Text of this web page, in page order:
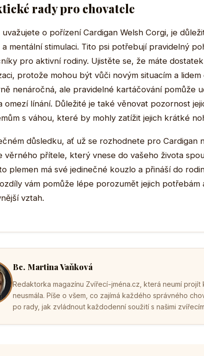
rady pro chovatele
uvažujete o pořízení Cardigan Welsh Corgi, je
mentální stimulaci. Tito psi potřebují pravidelný
pro aktivní rodiny. Ujistěte se, že máte
protože mohou být vůči novým situacím a
nenáročná, ale pravidelné kartáčování pomůže
omezí línání. Důležité je také věnovat pozornost
s váhou, které by mohly zatížit jejich krátké
důsledku, ať už se rozhodnete pro Cardigan
věrného přítele, který vnese do vašeho života
plemen má své jedinečné kouzlo a přináší do
vám pomůže lépe porozumět jejich potřebám
vztah.
Bc. Martina Vaňková
Redaktorka magazínu Zvířecí-jména.cz, která neumí
neusmála. Píše o všem, co zajímá každého správného
po rady, jak zvládnout každodenní soužití s našimi